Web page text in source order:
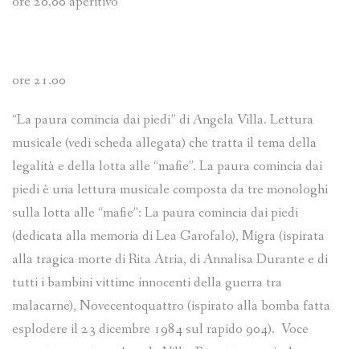
ore 21.00
“La paura comincia dai piedi” di Angela Villa. Lettura
musicale (vedi scheda allegata) che tratta il tema della
legalità e della lotta alle “mafie”. La paura comincia dai
piedi è una lettura musicale composta da tre monologhi
sulla lotta alle “mafie”: La paura comincia dai piedi
(dedicata alla memoria di Lea Garofalo), Migra (ispirata
alla tragica morte di Rita Atria, di Annalisa Durante e di
tutti i bambini vittime innocenti della guerra tra
malacarne), Novecentoquattro (ispirato alla bomba fatta
esplodere il 23 dicembre 1984 sul rapido 904). Voce